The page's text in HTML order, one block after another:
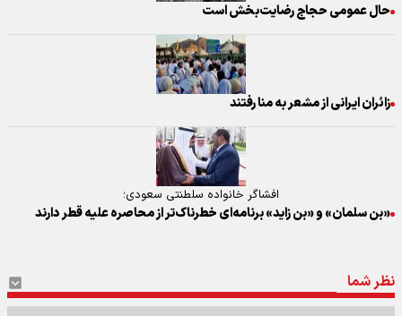
حال عمومی حجاج رضایت‌بخش است
زائران ایرانی از مشعر به منا رفتند
افشاگر خانواده سلطنتی سعودی؛
«بن سلمان» و «بن زاید» برنامه‌ای خطرناک‌تر از محاصره علیه قطر دارند
نظر شما